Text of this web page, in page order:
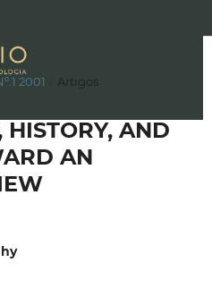
2001 Artigos
HISTORY, AND
AN